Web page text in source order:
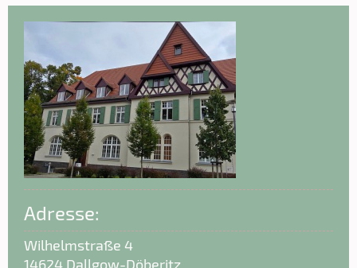
Adresse:
Wilhelmstraße 4
14624 Dallgow-Döberitz